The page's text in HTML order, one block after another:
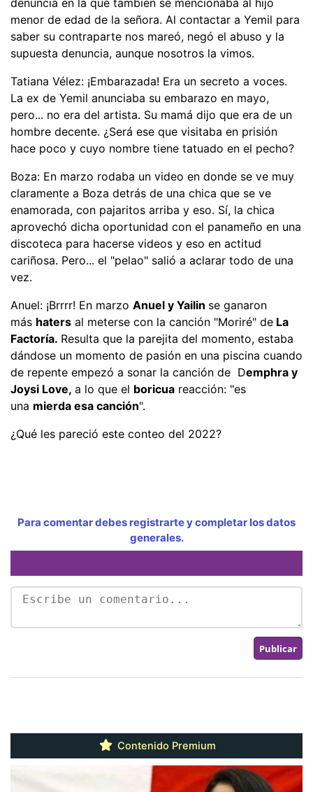
menor de edad de la señora. Al contactar a Yemil para
saber su contraparte nos mareó, negó el abuso y la
supuesta denuncia, aunque nosotros la vimos.
Tatiana Vélez: ¡Embarazada! Era un secreto a voces.
La ex de Yemil anunciaba su embarazo en mayo,
pero... no era del artista. Su mamá dijo que era de un
hombre decente. ¿Será ese que visitaba en prisión
hace poco y cuyo nombre tiene tatuado en el pecho?
Boza: En marzo rodaba un video en donde se ve muy
claramente a Boza detrás de una chica que se ve
enamorada, con pajaritos arriba y eso. Sí, la chica
aprovechó dicha oportunidad con el panameño en una
discoteca para hacerse videos y eso en actitud
cariñosa. Pero... el "pelao" salió a aclarar todo de una
vez.
Anuel: ¡Brrrr! En marzo Anuel y Yailin se ganaron
más haters al meterse con la canción "Moriré" de La
Factoría. Resulta que la parejita del momento, estaba
dándose un momento de pasión en una piscina cuando
de repente empezó a sonar la canción de Demphra y
Joysi Love, a lo que el boricua reacción: "es
una mierda esa canción".
¿Qué les pareció este conteo del 2022?
Para comentar debes registrarte y completar los datos
generales.
Contenido Premium